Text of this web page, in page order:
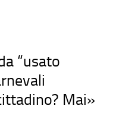
“usato
Mai»